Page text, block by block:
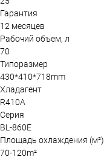
Гарантия
12 месяцев
Рабочий объем, л
70
Типоразмер
430*410*718mm
Хладагент
R410A
Серия
BL-860E
Площадь охлаждения (м²)
70-120m²